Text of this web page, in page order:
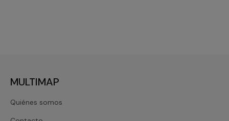
MULTIMAP
Quiénes somos